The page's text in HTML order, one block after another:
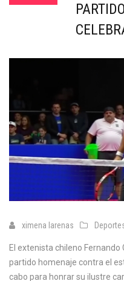
ximena larenas
El extenista chileno
partido homenaje contra el
cabo para honrar su ilustre